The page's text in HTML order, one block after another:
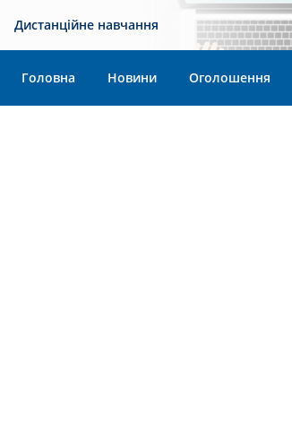
Дистанційне навчання
Головна Новини Оголошення